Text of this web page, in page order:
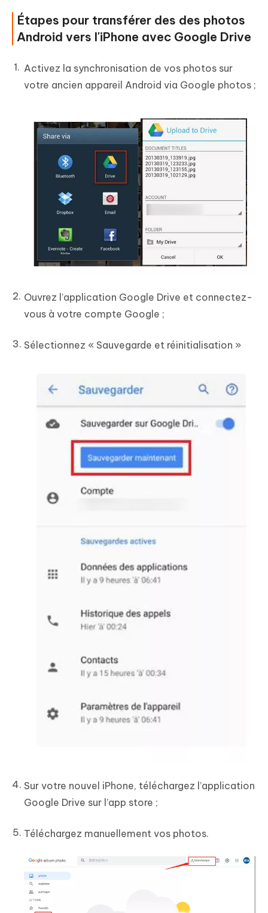
Étapes pour transférer des des photos
Android vers l'iPhone avec Google Drive
Activez la synchronisation de vos photos sur
votre ancien appareil Android via Google photos ;
Ouvrez l’application Google Drive et connectez-
vous à votre compte Google ;
Sélectionnez « Sauvegarde et réinitialisation »
Sur votre nouvel iPhone, téléchargez l’application
Google Drive sur l’app store ;
Téléchargez manuellement vos photos.